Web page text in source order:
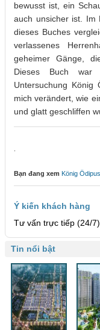
bewusst ist, ein
auch unsicher ist. Im
dieses Buches
verlassenes
geheimer Gänge,
Dieses Buch war
Untersuchung König
mich verändert, wie
und glatt geschliffen
Bạn đang xem König
Ý kiến khách hàng
Tư vấn trực tiếp (24/
Tin nổi bật